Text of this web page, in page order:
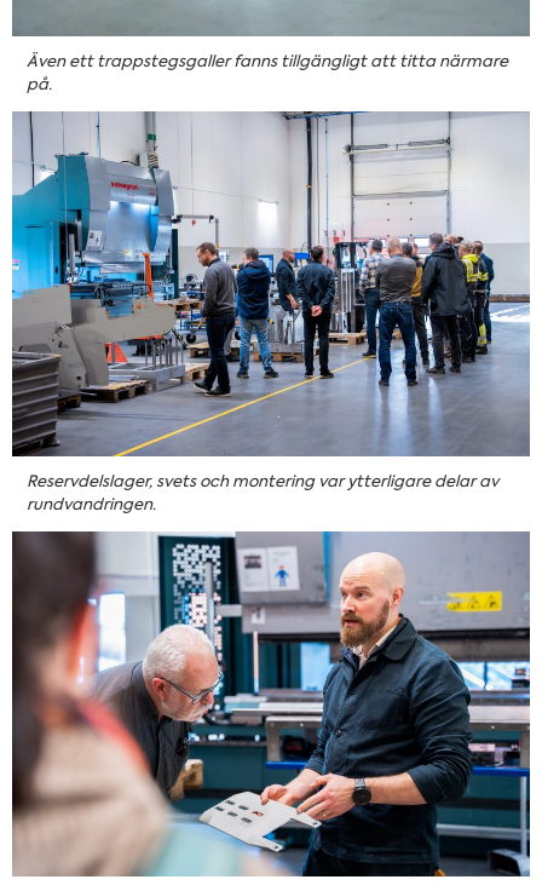
Även ett trappstegsgaller fanns tillgängligt att titta närmare
på.
Reservdelslager, svets och montering var ytterligare delar av
rundvandringen.